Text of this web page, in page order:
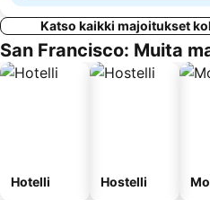
Katso kaikki majoitukset
San Francisco: Muita
Hotelli Hostelli